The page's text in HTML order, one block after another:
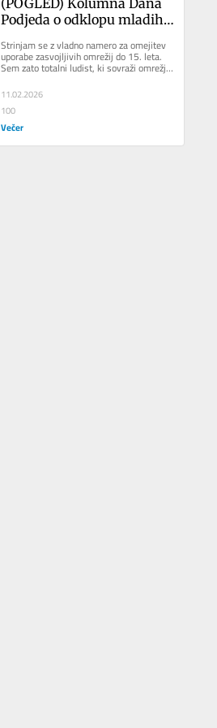
Podjeda o odklopu mladih z
Pustimo jim ta svet,
nedolžen in drugačen
Strinjam se z vladno namero za omejitev
uporabe zasvojljivih omrežij do 15. leta.
Sem zato totalni ludist, ki sovraži omrežja
11.02.2026
100
Večer